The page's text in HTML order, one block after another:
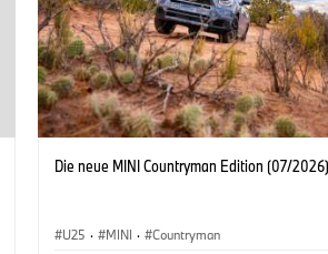
Die neue MINI Countryman Edition (07/
U25 · MINI · Countryman